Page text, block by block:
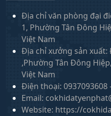
Địa chỉ văn phòng đại
1, Phường Tân Đông
Việt Nam
Địa chỉ xưởng sản xuất:
,Phường Tân Đông
Việt Nam
Điện thoại: 0937093608
Email:
Website: https://